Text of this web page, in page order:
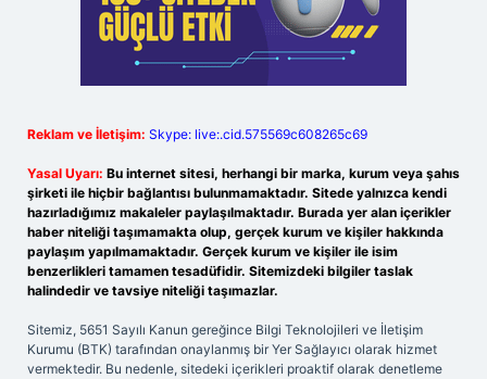
Reklam ve İletişim: Skype: live:.cid.575569c608265c69
Yasal Uyarı: Bu internet sitesi, herhangi bir marka, kurum veya şahıs
şirketi ile hiçbir bağlantısı bulunmamaktadır. Sitede yalnızca kendi
hazırladığımız makaleler paylaşılmaktadır. Burada yer alan içerikler
haber niteliği taşımamakta olup, gerçek kurum ve kişiler hakkında
paylaşım yapılmamaktadır. Gerçek kurum ve kişiler ile isim
benzerlikleri tamamen tesadüfidir. Sitemizdeki bilgiler taslak
halindedir ve tavsiye niteliği taşımazlar.
Sitemiz, 5651 Sayılı Kanun gereğince Bilgi Teknolojileri ve İletişim
Kurumu (BTK) tarafından onaylanmış bir Yer Sağlayıcı olarak hizmet
vermektedir. Bu nedenle, sitedeki içerikleri proaktif olarak denetleme